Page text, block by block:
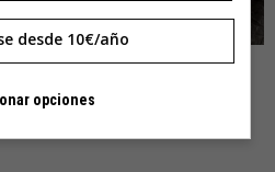
desde 10€/año
opciones